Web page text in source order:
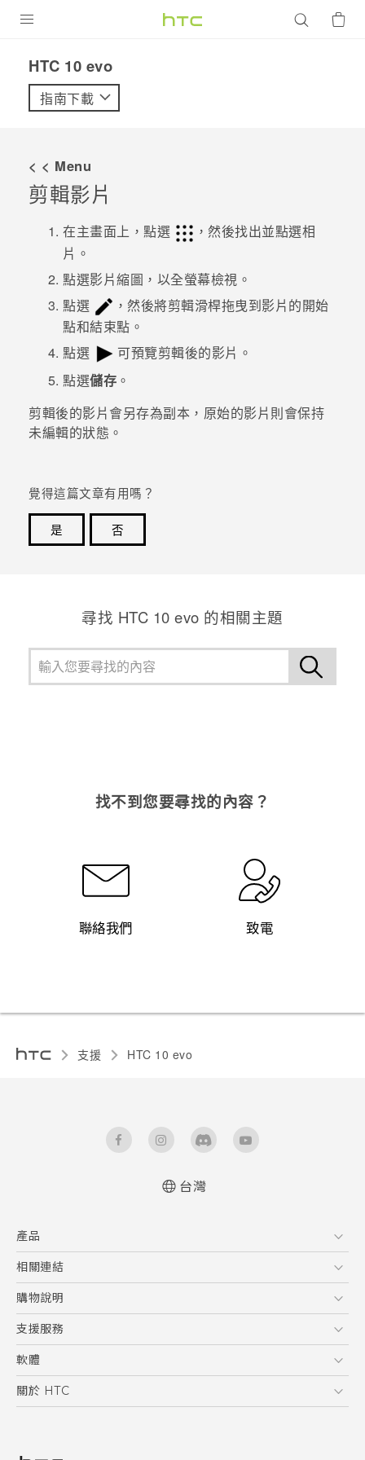
VIVE
配件
焦點訊息
校園專案
企業採購
銷售門市
銷售通路
支援服務
VIVELAND
HTC 10 evo‎
指南下載
< < Menu
剪輯影片
在主畫面上，點選 ，然後找出並點選相
片 。
點選影片縮圖，以全螢幕檢視。
點選
，然後將剪輯滑桿拖曳到影片的開始
點和結束點。
點選
可預覽剪輯後的影片。
點選儲存 。
剪輯後的影片會另存為副本，原始的影片則會保持
未編輯的狀態。
覺得這篇文章有用嗎？
是
否
尋找 HTC 10 evo 的相關主題
找不到您要尋找的內容？
聯絡我們 致電
支援 HTC 10 evo‎
台灣
產品
5G
智慧型手機
配件
相關連結
HTC Research
購物說明
購物須知
訂單管理
付款方式
支援服務
到府收送維修服務
服務中心資訊
客戶服務佈告欄
軟體
應用程式
關於 HTC